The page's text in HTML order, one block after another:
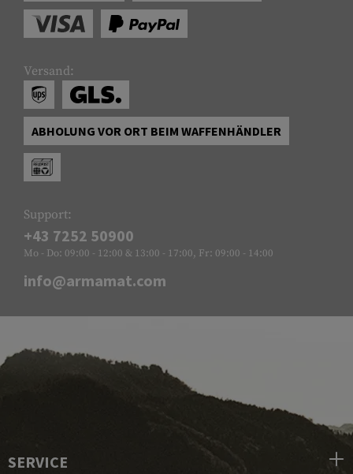
Versand:
ABHOLUNG VOR ORT BEIM WAFFENHÄNDLER
Support:
+43 7252 50900
Mo - Do: 09:00 - 12:00 & 13:00 - 17:00, Fr: 09:00 - 14:00
info@armamat.com
SERVICE